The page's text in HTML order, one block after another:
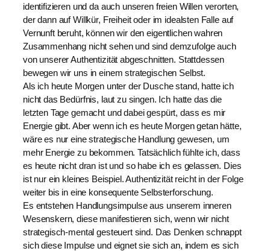
identifizieren und da auch unseren freien Willen verorten,
der dann auf Willkür, Freiheit oder im idealsten Falle auf
Vernunft beruht, können wir den eigentlichen wahren
Zusammenhang nicht sehen und sind demzufolge auch
von unserer Authentizität abgeschnitten. Stattdessen
bewegen wir uns in einem strategischen Selbst.
Als ich heute Morgen unter der Dusche stand, hatte ich
nicht das Bedürfnis, laut zu singen. Ich hatte das die
letzten Tage gemacht und dabei gespürt, dass es mir
Energie gibt. Aber wenn ich es heute Morgen getan hätte,
wäre es nur eine strategische Handlung gewesen, um
mehr Energie zu bekommen. Tatsächlich fühlte ich, dass
es heute nicht dran ist und so habe ich es gelassen. Dies
ist nur ein kleines Beispiel. Authentizität reicht in der Folge
weiter bis in eine konsequente Selbsterforschung.
Es entstehen Handlungsimpulse aus unserem inneren
Wesenskern, diese manifestieren sich, wenn wir nicht
strategisch-mental gesteuert sind. Das Denken schnappt
sich diese Impulse und eignet sie sich an, indem es sich